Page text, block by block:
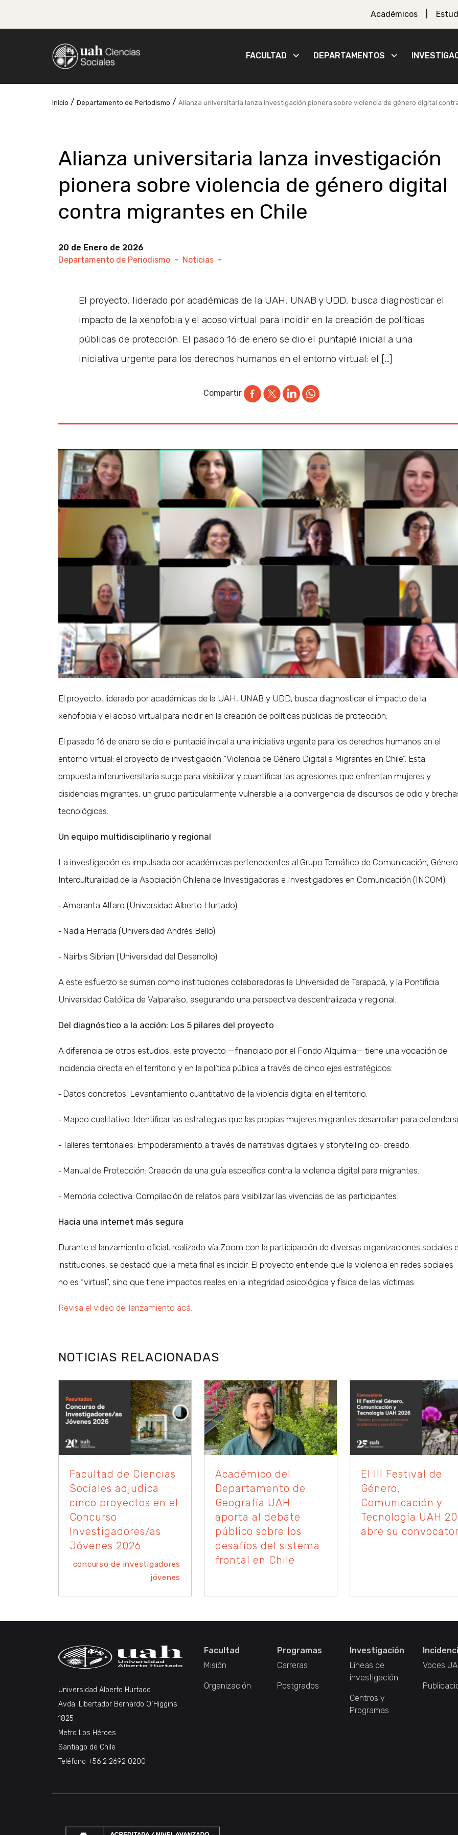
Académicos
FACULTAD DEPARTAMENTOS
Inicio / Departamento de Periodismo / Alianza universitaria lanza investigación pionera sobre violencia de género digital
Alianza universitaria lanza investigación
pionera sobre violencia de género digital
contra migrantes en Chile
20 de Enero de 2026
Departamento de Periodismo - Noticias -
El proyecto, liderado por académicas de la UAH, UNAB y UDD, busca diagnosticar el
impacto de la xenofobia y el acoso virtual para incidir en la creación de políticas
públicas de protección. El pasado 16 de enero se dio el puntapié inicial a una
iniciativa urgente para los derechos humanos en el entorno virtual: el […]
Compartir
El proyecto, liderado por académicas de la UAH, UNAB y UDD, busca diagnosticar el impacto de la
xenofobia y el acoso virtual para incidir en la creación de políticas públicas de protección.
El pasado 16 de enero se dio el puntapié inicial a una iniciativa urgente para los derechos humanos en el
entorno virtual: el proyecto de investigación “Violencia de Género Digital a Migrantes en Chile”. Esta
propuesta interuniversitaria surge para visibilizar y cuantificar las agresiones que enfrentan mujeres y
disidencias migrantes, un grupo particularmente vulnerable a la convergencia de discursos de odio y
tecnológicas.
Un equipo multidisciplinario y regional
La investigación es impulsada por académicas pertenecientes al Grupo Temático de Comunicación,
Interculturalidad de la Asociación Chilena de Investigadoras e Investigadores en Comunicación (INCOM).
⁃ Amaranta Alfaro (Universidad Alberto Hurtado)
⁃ Nadia Herrada (Universidad Andrés Bello)
⁃ Nairbis Sibrian (Universidad del Desarrollo)
A este esfuerzo se suman como instituciones colaboradoras la Universidad de Tarapacá, y la Pontificia
Universidad Católica de Valparaíso, asegurando una perspectiva descentralizada y regional.
Del diagnóstico a la acción: Los 5 pilares del proyecto
A diferencia de otros estudios, este proyecto —financiado por el Fondo Alquimia— tiene una vocación de
incidencia directa en el territorio y en la política pública a través de cinco ejes estratégicos:
⁃ Datos concretos: Levantamiento cuantitativo de la violencia digital en el territorio.
⁃ Mapeo cualitativo: Identificar las estrategias que las propias mujeres migrantes desarrollan para
⁃ Talleres territoriales: Empoderamiento a través de narrativas digitales y storytelling co-creado.
⁃ Manual de Protección: Creación de una guía específica contra la violencia digital para migrantes.
⁃ Memoria colectiva: Compilación de relatos para visibilizar las vivencias de las participantes.
Hacia una internet más segura
Durante el lanzamiento oficial, realizado vía Zoom con la participación de diversas organizaciones sociales
instituciones, se destacó que la meta final es incidir. El proyecto entiende que la violencia en redes sociales
no es “virtual”, sino que tiene impactos reales en la integridad psicológica y física de las víctimas.
Revisa el video del lanzamiento acá.
NOTICIAS RELACIONADAS
Facultad de Ciencias
Sociales adjudica
cinco proyectos en el
Concurso
Investigadores/as
Jóvenes 2026
concurso de investigadores
jóvenes
Académico del
Departamento de
Geografía UAH
aporta al debate
público sobre los
desafíos del sistema
frontal en Chile
El III Festival de
Género,
Comunicación y
Tecnología UAH
abre su
Universidad Alberto Hurtado
Avda. Libertador Bernardo O´Higgins
1825
Metro Los Héroes
Santiago de Chile
Teléfono +56 2 2692 0200
Facultad
Misión
Organización
Programas
Carreras
Postgrados
Investigación
Líneas de
investigación
Centros y
Programas
Voces